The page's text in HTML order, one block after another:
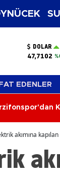
DOLAR
47,7102
EDENLER
akımına